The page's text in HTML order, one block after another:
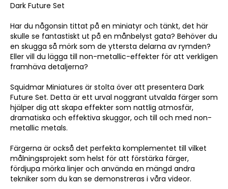
Dark Future Set
Har du någonsin tittat på en miniatyr och tänkt, det här
skulle se fantastiskt ut på en månbelyst gata? Behöver du
en skugga så mörk som de yttersta delarna av rymden?
Eller vill du lägga till non-metallic-effekter för att verkligen
framhäva detaljerna?
Squidmar Miniatures är stolta över att presentera Dark
Future Set. Detta är ett urval noggrant utvalda färger som
hjälper dig att skapa effekter som nattlig atmosfär,
dramatiska och effektiva skuggor, och till och med non-
metallic metals.
Färgerna är också det perfekta komplementet till vilket
målningsprojekt som helst för att förstärka färger,
fördjupa mörka linjer och använda en mängd andra
tekniker som du kan se demonstreras i våra videor.